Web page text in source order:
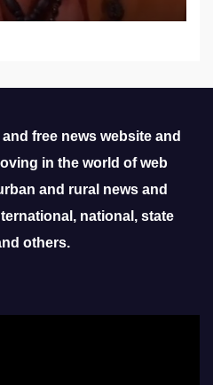
free news website and
in the world of web
and rural news and
national, state
others.